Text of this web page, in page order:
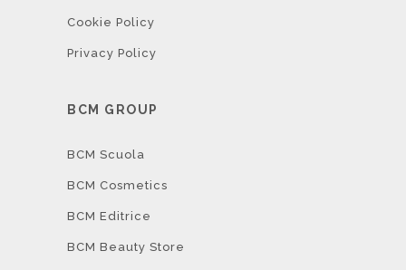
Cookie Policy
Privacy Policy
BCM GROUP
BCM Scuola
BCM Cosmetics
BCM Editrice
BCM Beauty Store